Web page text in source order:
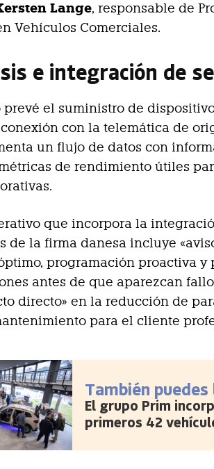
Lange, responsable de
Vehículos Comerciales.
e integración de
prevé el suministro de
con la telemática de
un flujo de datos con
de rendimiento útiles
que incorpora la
de la firma danesa incluye
programación proactiva y
antes de que aparezcan
directo» en la reducción de
para el cliente
También puedes
El grupo Prim
primeros 42